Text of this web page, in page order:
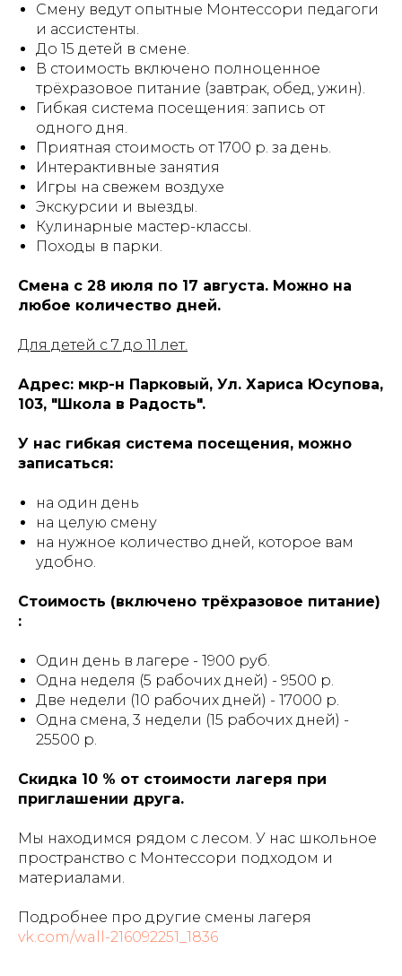
Смену ведут опытные Монтессори педагоги
и ассистенты.
До 15 детей в смене.
В стоимость включено полноценное
трёхразовое питание (завтрак, обед, ужин).
Гибкая система посещения: запись от
одного дня.
Приятная стоимость от 1700 р. за день.
Интерактивные занятия
Игры на свежем воздухе
Экскурсии и выезды.
Кулинарные мастер-классы.
Походы в парки.
Смена с 28 июля по 17 августа. Можно на
любое количество дней.
Для детей с 7 до 11 лет.
Адрес: мкр-н Парковый, Ул. Хариса Юсупова,
103, "Школа в Радость".
У нас гибкая система посещения, можно
записаться:
на один день
на целую смену
на нужное количество дней, которое вам
удобно.
Стоимость (включено трёхразовое питание)
:
Один день в лагере - 1900 руб.
Одна неделя (5 рабочих дней) - 9500 р.
Две недели (10 рабочих дней) - 17000 р.
Одна смена, 3 недели (15 рабочих дней) -
25500 р.
Скидка 10 % от стоимости лагеря при
приглашении друга.
Мы находимся рядом с лесом. У нас школьное
пространство с Монтессори подходом и
материалами.
Подробнее про другие смены лагеря
vk.com/wall-216092251_1836